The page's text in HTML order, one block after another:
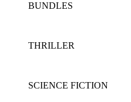
BUNDLES
THRILLER
SCIENCE FICTION